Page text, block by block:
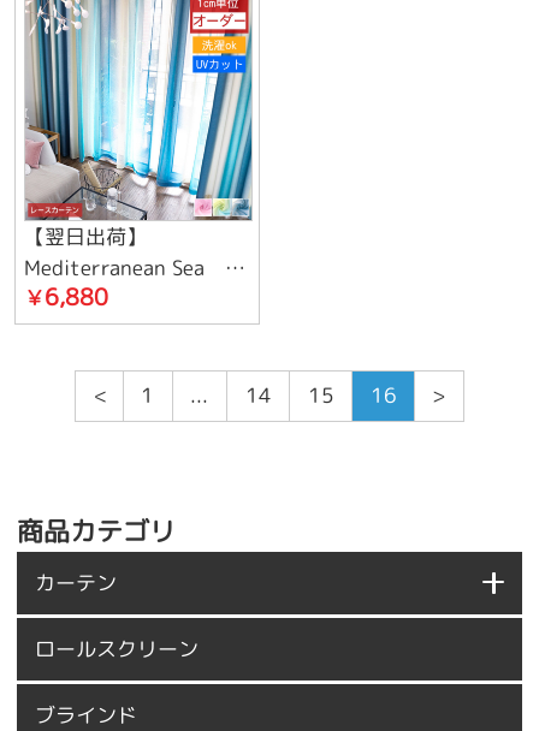
【翌日出荷】
Mediterranean Sea レ
ース
￥6,880
< 1 ... 14 15 16 >
商品カテゴリ
カーテン
ロールスクリーン
ブラインド